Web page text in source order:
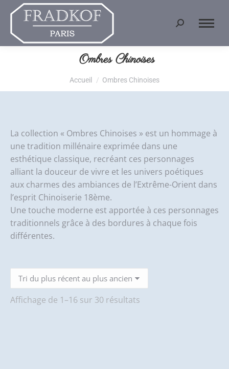
Recherche
Ombres Chinoises
Vous êtes ici :
Accueil Ombres Chinoises
La collection « Ombres Chinoises » est un hommage à
une tradition millénaire exprimée dans une
esthétique classique, recréant ces personnages
alliant la douceur de vivre et les univers poétiques
aux charmes des ambiances de l’Extrême-Orient dans
l’esprit Chinoiserie 18ème.
Une touche moderne est apportée à ces personnages
traditionnels grâce à des bordures à chaque fois
différentes.
Affichage de 1–16 sur 30 résultats